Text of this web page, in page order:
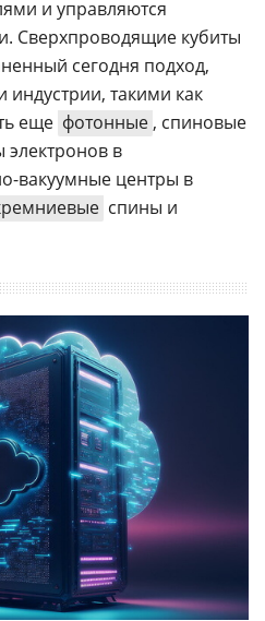
и управляются
Сверхпроводящие кубиты
сегодня подход,
такими как
еще фотонные , спиновые
в
вакуумные центры в
спины и